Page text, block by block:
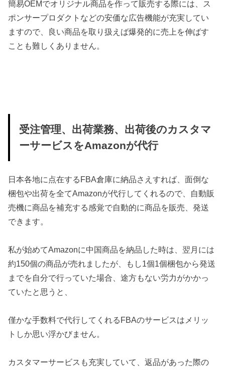
簡易OEMでオリジナル商品を作って販売する際には、ス
ポンサープロダクトなどの安価な広告機能が充実してい
ますので、良い商品を取り扱えば爆発的に売上を伸ばす
ことも難しくありません。
受注管理、出荷業務、出荷後のカスタマ
ーサービスをAmazonが代行
日本各地に点在するFBA倉庫に納品さえすれば、面倒な
梱包や出荷を全てAmazonが代行してくれるので、自動販
売機に商品を補充する感覚で自動的に商品を販売、発送
できます。
私が始めてAmazonに中国商品を納品した時は、翌月には
約150個の商品が売れましたが、もし1個1個梱包から発送
までを自分で行っていた場合、途方もない労力がかかっ
ていたと思うと、
僅かな手数料で代行してくれるFBAのサービスはメリッ
トしか思い浮かびません。
カスタマーサービスも充実していて、返品があった際の